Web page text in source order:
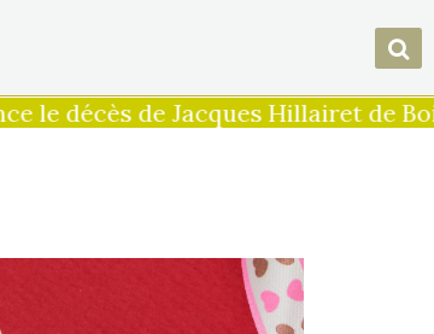
de Jacques Hillairet de